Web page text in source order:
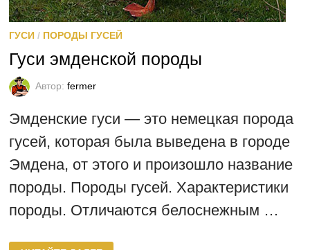
ГУСИ/ ПОРОДЫ ГУСЕЙ
Гуси эмденской породы
Автор: fermer
Эмденские гуси — это немецкая порода
гусей, которая была выведена в городе
Эмдена, от этого и произошло название
породы. Породы гусей. Характеристики
породы. Отличаются белоснежным …
ГУСИ